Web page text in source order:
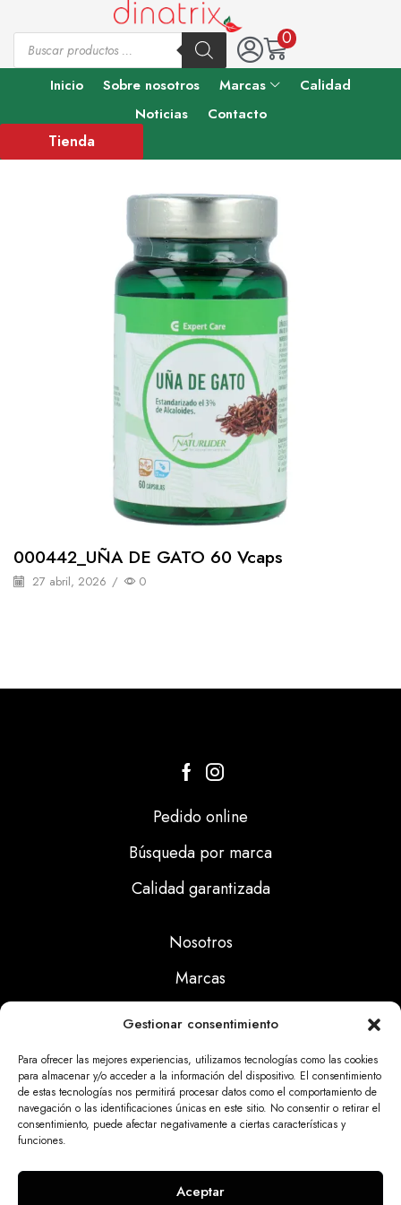
Gestionar consentimiento
Para ofrecer las mejores experiencias, utilizamos tecnologías como las cookies
para almacenar y/o acceder a la información del dispositivo. El consentimiento
de estas tecnologías nos permitirá procesar datos como el comportamiento de
navegación o las identificaciones únicas en este sitio. No consentir o retirar el
consentimiento, puede afectar negativamente a ciertas características y
funciones.
Aceptar
0
Inicio Sobre nosotros Marcas
Calidad
Noticias
Contacto
Tienda
000442_UÑA DE GATO 60 Vcaps
27 abril, 2026 / 0
Pedido online
Búsqueda por marca
Calidad garantizada
Nosotros
Marcas
Noticias
Aviso Legal
Politicas Cookies